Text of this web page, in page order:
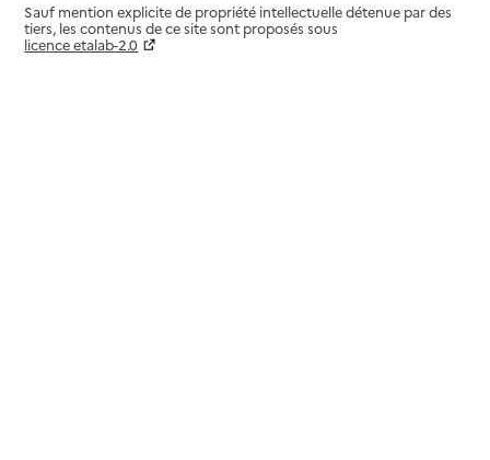
Sauf mention explicite de propriété intellectuelle détenue par des
tiers, les contenus de ce site sont proposés sous
licence etalab-2.0